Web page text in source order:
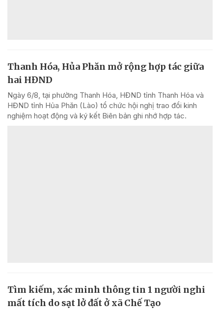
Thanh Hóa, Hủa Phăn mở rộng hợp tác giữa
hai HĐND
Ngày 6/8, tại phường Thanh Hóa, HĐND tỉnh Thanh Hóa và
HĐND tỉnh Hủa Phăn (Lào) tổ chức hội nghị trao đổi kinh
nghiệm hoạt động và ký kết Biên bản ghi nhớ hợp tác.
Tìm kiếm, xác minh thông tin 1 người nghi
mất tích do sạt lở đất ở xã Chế Tạo